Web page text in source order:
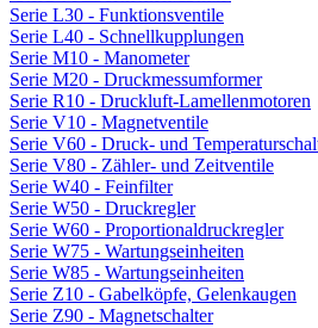
Serie L30 - Funktionsventile
Serie L40 - Schnellkupplungen
Serie M10 - Manometer
Serie M20 - Druckmessumformer
Serie R10 - Druckluft-Lamellenmotoren
Serie V10 - Magnetventile
Serie V60 - Druck- und
Serie V80 - Zähler- und Zeitventile
Serie W40 - Feinfilter
Serie W50 - Druckregler
Serie W60 - Proportionaldruckregler
Serie W75 - Wartungseinheiten
Serie W85 - Wartungseinheiten
Serie Z10 - Gabelköpfe, Gelenkaugen
Serie Z90 - Magnetschalter